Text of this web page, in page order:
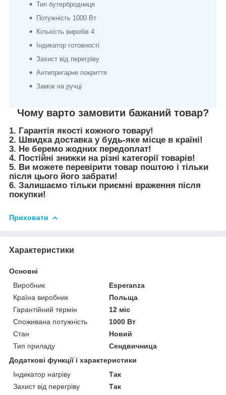
Тип бутербродниця
Потужність 1000 Вт
Кількість виробів 4
Індикатор готовності
Захист від перегріву
Антипригарне покриття
Замок на ручці
Чому варто замовити бажаний товар?
1. Гарантія якості кожного товару!
2. Швидка доставка у будь-яке місце в країні!
3. Не беремо жодних передоплат!
4. Постійні знижки на різні категорії товарів!
5. Ви можете перевірити товар поштою і тільки
після цього його забрати!
6. Залишаємо тільки приємні враження після
покупки!
Приховати
Характеристики
Основні
Виробник
Esperanza
Країна виробник
Польща
Гарантійний термін
12 міс
Споживана потужність
1000 Вт
Стан
Новий
Тип приладу
Сендвичница
Додаткові функції і характеристики
Індикатор нагріву
Так
Захист від перегріву
Так